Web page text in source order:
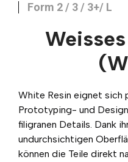
Form 2 / 3 / 3+/ L
White Resin eignet sich
Prototyping- und
filigranen Details. Dank
undurchsichtigen
können die Teile direkt